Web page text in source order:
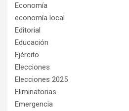
Economía
economía local
Editorial
Educación
Ejército
Elecciones
Elecciones 2025
Eliminatorias
Emergencia